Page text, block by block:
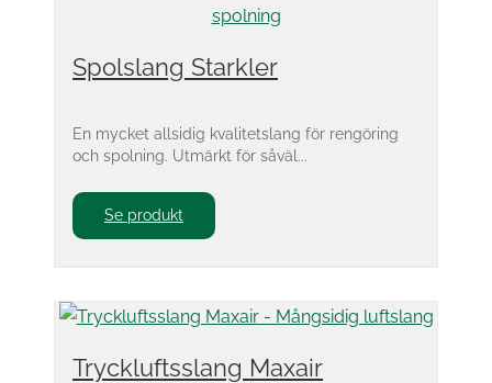
Spolslang Starkler
En mycket allsidig kvalitetslang för rengöring
och spolning. Utmärkt för såväl...
Se produkt
Tryckluftsslang Maxair